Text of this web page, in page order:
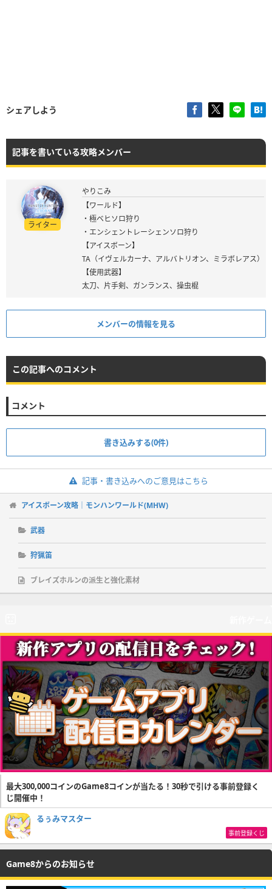
シェアしよう
記事を書いている攻略メンバー
ライター
やりこみ
【ワールド】
・極ベヒソロ狩り
・エンシェントレーシェンソロ狩り
【アイスボーン】
TA（イヴェルカーナ、アルバトリオン、ミラボレアス）
【使用武器】
太刀、片手剣、ガンランス、操虫棍
メンバーの情報を見る
この記事へのコメント
コメント
書き込みする(0件)
記事・書き込みへのご意見はこちら
アイスボーン攻略｜モンハンワールド(MHW)
武器
狩猟笛
ブレイズホルンの派生と強化素材
最大300,000コインのGame8コインが当たる！30秒で引ける事前登録く
じ開催中！
るぅみマスター
事前登録くじ
Game8からのお知らせ